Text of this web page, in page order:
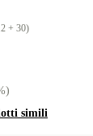
+ 30)
simili